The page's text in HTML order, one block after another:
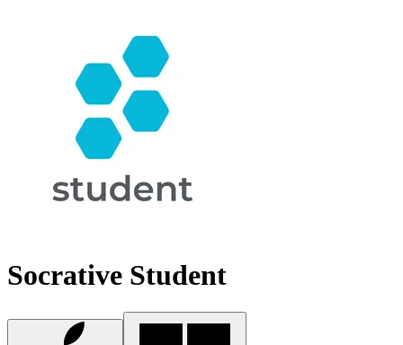
Socrative Student